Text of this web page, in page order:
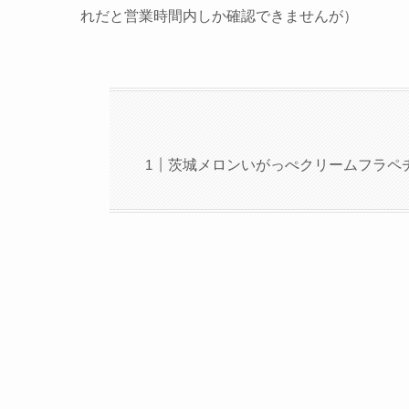
れだと営業時間内しか確認できませんが）
茨城メロンいがっぺクリームフラペ